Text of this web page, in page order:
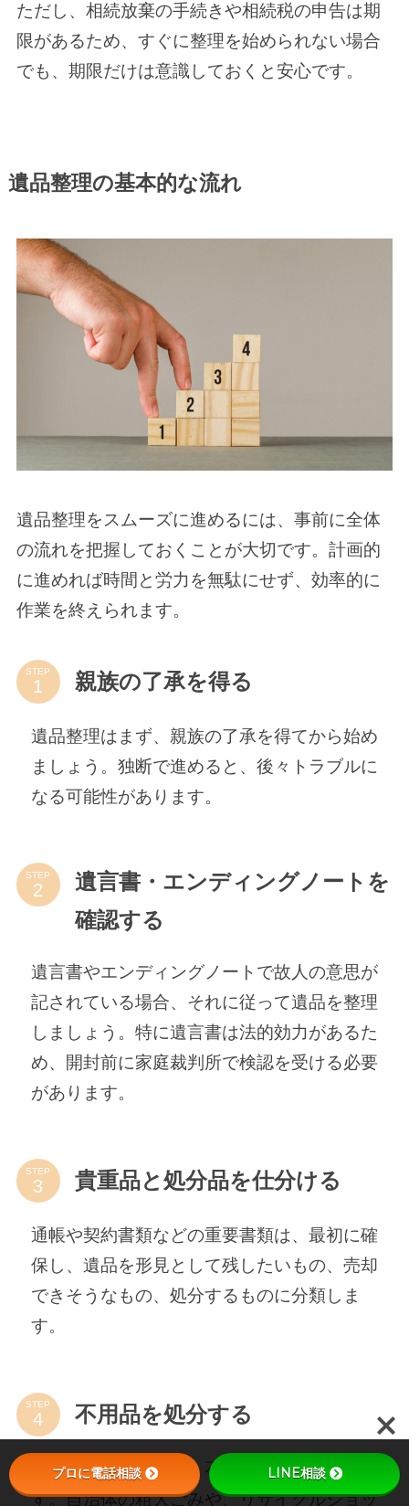
ただし、相続放棄の手続きや相続税の申告は期
限があるため、すぐに整理を始められない場合
でも、期限だけは意識しておくと安心です。
遺品整理の基本的な流れ
遺品整理をスムーズに進めるには、事前に全体
の流れを把握しておくことが大切です。計画的
に進めれば時間と労力を無駄にせず、効率的に
作業を終えられます。
STEP 親族の了承を得る
遺品整理はまず、親族の了承を得てから始め
ましょう。独断で進めると、後々トラブルに
なる可能性があります。
STEP
遺言書・エンディングノートを
確認する
遺言書やエンディングノートで故人の意思が
記されている場合、それに従って遺品を整理
しましょう。特に遺言書は法的効力があるた
め、開封前に家庭裁判所で検認を受ける必要
があります。
STEP 貴重品と処分品を仕分ける
通帳や契約書類などの重要書類は、最初に確
保し、遺品を形見として残したいもの、売却
できそうなもの、処分するものに分類しま
す。
STEP 不用品を処分する
仕分けが終わったら、不用品の処分を進めま
す。自治体の粗大ごみや、リサイクルショッ
プロに電話相談 LINE相談